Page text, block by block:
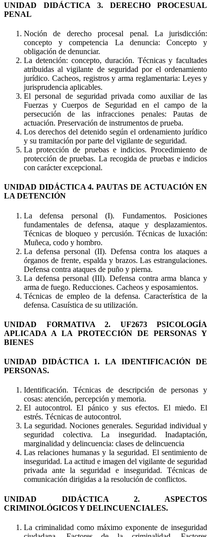
UNIDAD DIDÁCTICA 3. DERECHO PROCESUAL
PENAL
Noción de derecho procesal penal. La jurisdicción:
concepto y competencia La denuncia: Concepto y
obligación de denunciar.
La detención: concepto, duración. Técnicas y facultades
atribuidas al vigilante de seguridad por el ordenamiento
jurídico. Cacheos, registros y arma reglamentaria: Leyes y
jurisprudencia aplicables.
El personal de seguridad privada como auxiliar de las
Fuerzas y Cuerpos de Seguridad en el campo de la
persecución de las infracciones penales: Pautas de
actuación. Preservación de instrumentos de prueba.
Los derechos del detenido según el ordenamiento jurídico
y su tramitación por parte del vigilante de seguridad.
La protección de pruebas e indicios. Procedimiento de
protección de pruebas. La recogida de pruebas e indicios
con carácter excepcional.
UNIDAD DIDÁCTICA 4. PAUTAS DE ACTUACIÓN EN
LA DETENCIÓN
La defensa personal (I). Fundamentos. Posiciones
fundamentales de defensa, ataque y desplazamientos.
Técnicas de bloqueo y percusión. Técnicas de luxación:
Muñeca, codo y hombro.
La defensa personal (II). Defensa contra los ataques a
órganos de frente, espalda y brazos. Las estrangulaciones.
Defensa contra ataques de puño y pierna.
La defensa personal (III). Defensa contra arma blanca y
arma de fuego. Reducciones. Cacheos y esposamientos.
Técnicas de empleo de la defensa. Característica de la
defensa. Casuística de su utilización.
UNIDAD FORMATIVA 2. UF2673 PSICOLOGÍA
APLICADA A LA PROTECCIÓN DE PERSONAS Y
BIENES
UNIDAD DIDÁCTICA 1. LA IDENTIFICACIÓN DE
PERSONAS.
Identificación. Técnicas de descripción de personas y
cosas: atención, percepción y memoria.
El autocontrol. El pánico y sus efectos. El miedo. El
estrés. Técnicas de autocontrol.
La seguridad. Nociones generales. Seguridad individual y
seguridad colectiva. La inseguridad. Inadaptación,
marginalidad y delincuencia: clases de delincuencia
Las relaciones humanas y la seguridad. El sentimiento de
inseguridad. La actitud e imagen del vigilante de seguridad
privada ante la seguridad e inseguridad. Técnicas de
comunicación dirigidas a la resolución de conflictos.
UNIDAD DIDÁCTICA 2. ASPECTOS
CRIMINOLÓGICOS Y DELINCUENCIALES.
La criminalidad como máximo exponente de inseguridad